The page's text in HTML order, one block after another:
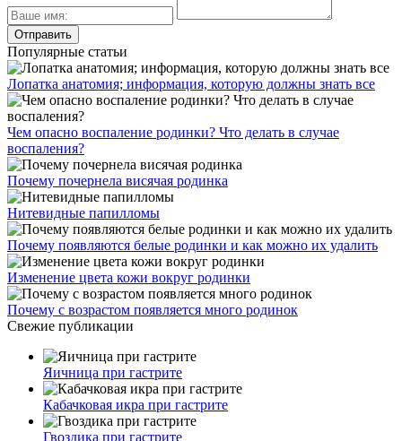
Популярные статьи
Лопатка анатомия; информация, которую должны знать все
Чем опасно воспаление родинки? Что делать в случае
воспаления?
Почему почернела висячая родинка
Нитевидные папилломы
Почему появляются белые родинки и как можно их удалить
Изменение цвета кожи вокруг родинки
Почему с возрастом появляется много родинок
Свежие публикации
Яичница при гастрите
Кабачковая икра при гастрите
Гвоздика при гастрите